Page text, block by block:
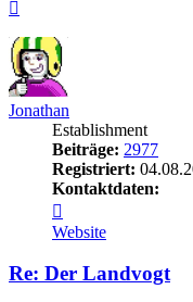
Jonathan
Establishment
Beiträge: 2977
Registriert:
Kontaktdaten:
von
Jonathan
Website
Re: Der Landvogt